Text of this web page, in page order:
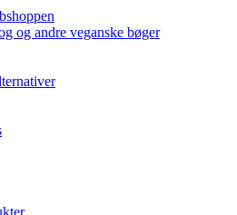
og andre veganske bøger